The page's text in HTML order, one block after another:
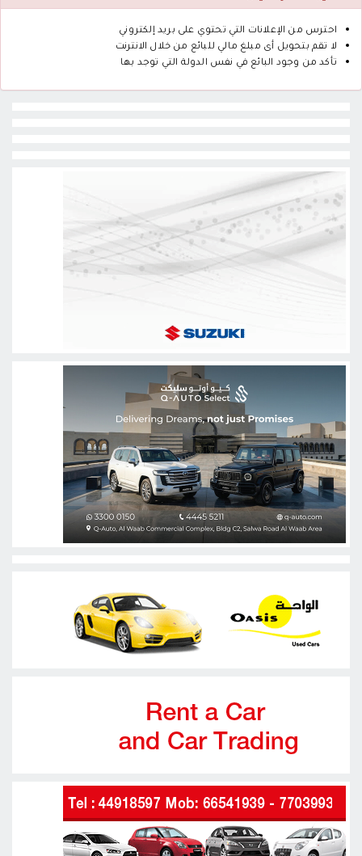
احترس من الإعلانات التي تحتوي على بريد إلكتروني
لا تقم بتحويل أى مبلغ مالي للبائع من خلال الانترنت
تأكد من وجود البائع في نفس الدولة التي توجد بها